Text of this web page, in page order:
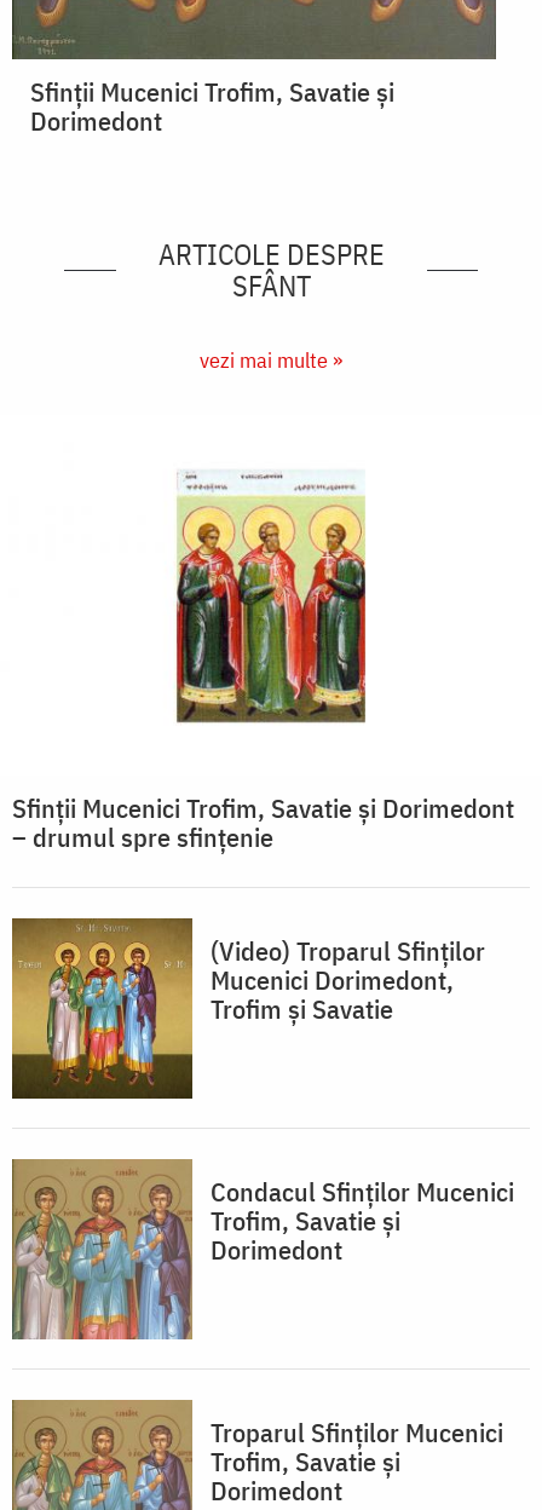
Sfinții Mucenici Trofim, Savatie și
Dorimedont
ARTICOLE DESPRE
SFÂNT
vezi mai multe »
Sfinții Mucenici Trofim, Savatie și Dorimedont
– drumul spre sfințenie
(Video) Troparul Sfinților
Mucenici Dorimedont,
Trofim și Savatie
Condacul Sfinţilor Mucenici
Trofim, Savatie şi
Dorimedont
Troparul Sfinţilor Mucenici
Trofim, Savatie şi
Dorimedont